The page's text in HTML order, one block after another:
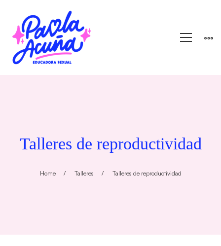
Talleres de reproductividad
Home Talleres Talleres de reproductividad